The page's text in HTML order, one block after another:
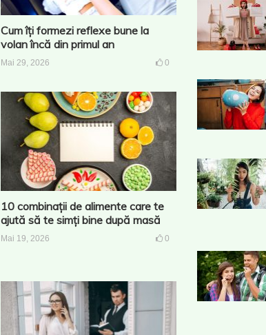
Cum îți formezi reflexe bune la
volan încă din primul an
Mai 29, 2026 0
10 combinații de alimente care te
ajută să te simți bine după masă
Mai 19, 2026 0